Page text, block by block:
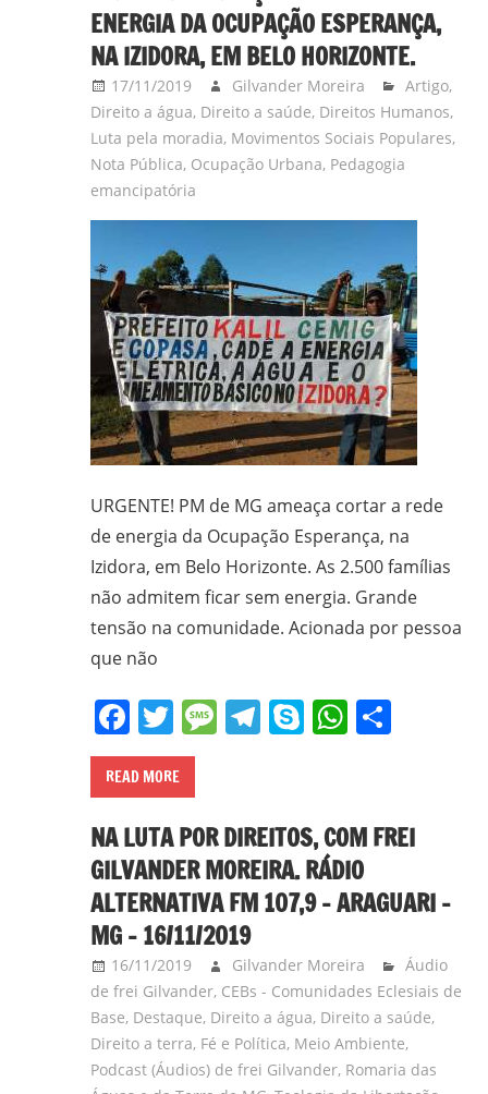
ENERGIA DA OCUPAÇÃO ESPERANÇA,
NA IZIDORA, EM BELO HORIZONTE.
17/11/2019 Gilvander Moreira Artigo,
Direito a água, Direito a saúde, Direitos Humanos,
Luta pela moradia, Movimentos Sociais Populares,
Nota Pública, Ocupação Urbana, Pedagogia
emancipatória
URGENTE! PM de MG ameaça cortar a rede
de energia da Ocupação Esperança, na
Izidora, em Belo Horizonte. As 2.500 famílias
não admitem ficar sem energia. Grande
tensão na comunidade. Acionada por pessoa
que não
Facebook
Twitter
Message
Telegram
SkypeShare
READ MORE
NA LUTA POR DIREITOS, COM FREI
GILVANDER MOREIRA. RÁDIO
ALTERNATIVA FM 107,9 – ARAGUARI –
MG – 16/11/2019
16/11/2019 Gilvander Moreira
Áudio
de frei Gilvander, CEBs - Comunidades Eclesiais de
Base, Destaque, Direito a água, Direito a saúde,
Direito a terra, Fé e Política, Meio Ambiente,
Podcast (Áudios) de frei Gilvander, Romaria das